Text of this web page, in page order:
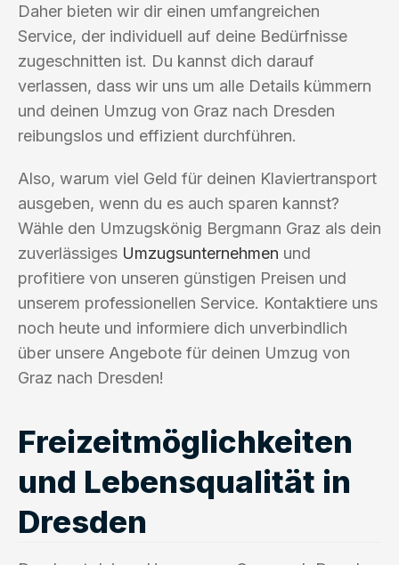
Daher bieten wir dir einen umfangreichen
Service, der individuell auf deine Bedürfnisse
zugeschnitten ist. Du kannst dich darauf
verlassen, dass wir uns um alle Details kümmern
und deinen Umzug von Graz nach Dresden
reibungslos und effizient durchführen.
Also, warum viel Geld für deinen Klaviertransport
ausgeben, wenn du es auch sparen kannst?
Wähle den Umzugskönig Bergmann Graz als dein
zuverlässiges Umzugsunternehmen und
profitiere von unseren günstigen Preisen und
unserem professionellen Service. Kontaktiere uns
noch heute und informiere dich unverbindlich
über unsere Angebote für deinen Umzug von
Graz nach Dresden!
Freizeitmöglichkeiten
und Lebensqualität in
Dresden